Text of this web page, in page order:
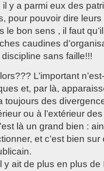
il y a parmi eux des
pour pouvoir dire
le bon sens , il faut
caudines
discipline sans faille!!!
L’important
et, par là,
toujours des
ou à l’extérieur
là un grand bien :
et c’est bien
y ait de plus en plus